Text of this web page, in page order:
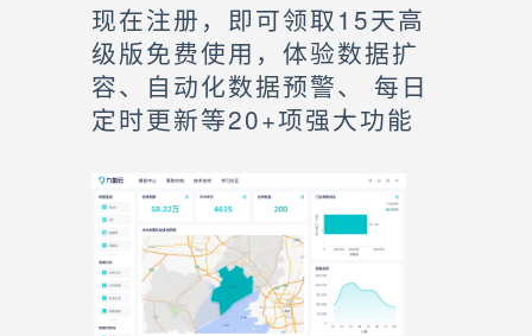
现在注册，即可领取15天高
级版免费使用，体验数据扩
容、自动化数据预警、 每日
定时更新等20+项强大功能